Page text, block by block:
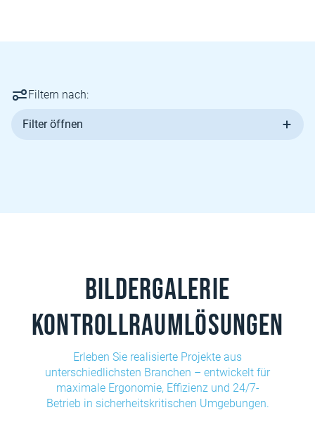
Filtern nach:
Filter öffnen
Bildergalerie
Kontrollraumlösungen
Erleben Sie realisierte Projekte aus
unterschiedlichsten Branchen – entwickelt für
maximale Ergonomie, Effizienz und 24/7-
Betrieb in sicherheitskritischen Umgebungen.